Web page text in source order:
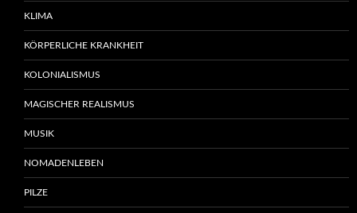
KLIMA
KÖRPERLICHE KRANKHEIT
KOLONIALISMUS
MAGISCHER REALISMUS
MUSIK
NOMADENLEBEN
PILZE